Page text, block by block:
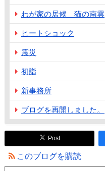
わが家の居候 猫の南雲
ヒートショック
震災
初詣
新事務所
ブログを再開しました。
Post
このブログを購読